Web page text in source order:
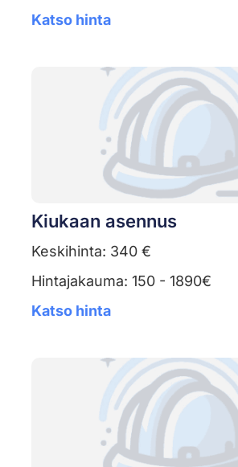
Katso hinta
Kiukaan asennus
Keskihinta: 340 €
Hintajakauma: 150 - 1890€
Katso hinta